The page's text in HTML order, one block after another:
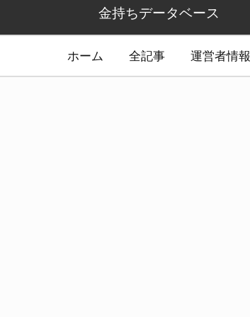
金持ちデータベース
ホーム 全記事 運営者情報